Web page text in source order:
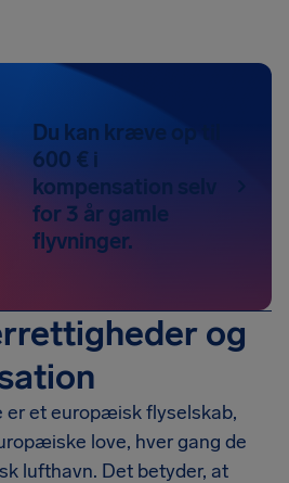
Du kan kræve op til
600 € i
kompensation selv
for 3 år gamle
flyvninger.
og
er et europæisk flyselskab,
love, hver gang de
lufthavn. Det betyder, at